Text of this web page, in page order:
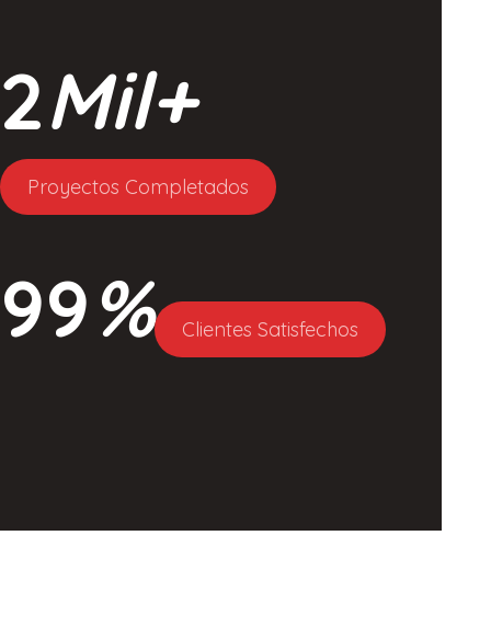
2Mil+
Proyectos Completados
99% Clientes Satisfechos